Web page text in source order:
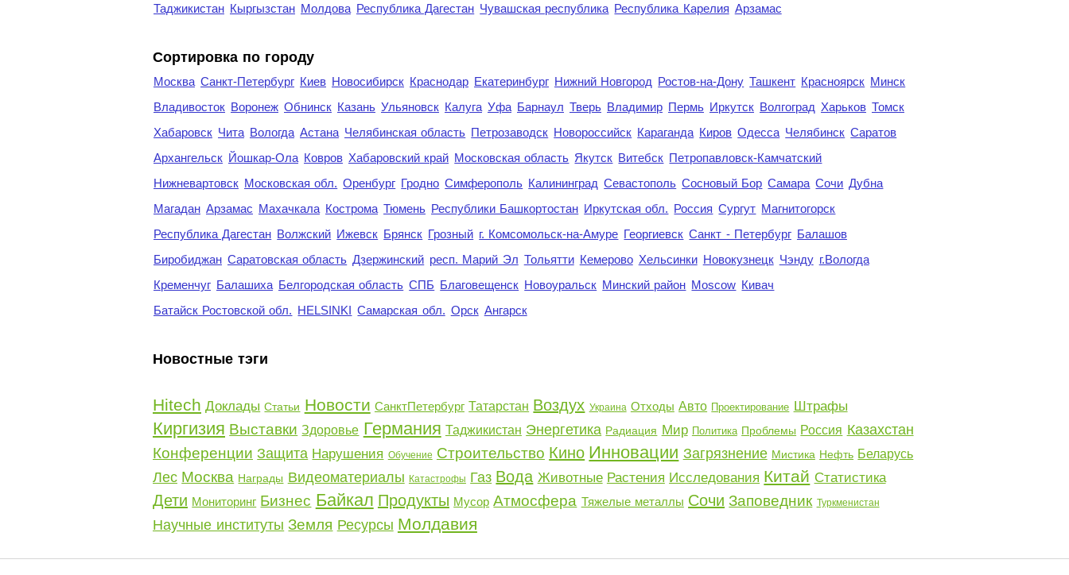
Таджикистан Кыргызстан Молдова Республика Дагестан Чувашская республика Республика Карелия Арзамас
Cортировка по городу
Москва Санкт-Петербург Киев Новосибирск Краснодар Екатеринбург Нижний Новгород Ростов-на-Дону Ташкент Красноярск Минск
Владивосток Воронеж Обнинск Казань Ульяновск Калуга Уфа Барнаул Тверь Владимир Пермь Иркутск Волгоград Харьков Томск
Хабаровск Чита Вологда Астана Челябинская область Петрозаводск Новороссийск Караганда Киров Одесса Челябинск Саратов
Архангельск Йошкар-Ола Ковров Хабаровский край Московская область Якутск Витебск Петропавловск-Камчатский
Нижневартовск Московская обл. Оренбург Гродно Симферополь Калининград Севастополь Сосновый Бор Самара Сочи Дубна
Магадан Арзамас Махачкала Кострома Тюмень Республики Башкортостан Иркутская обл. Россия Сургут Магнитогорск
Республика Дагестан Волжский Ижевск Брянск Грозный г. Комсомольск-на-Амуре Георгиевск Санкт - Петербург Балашов
Биробиджан Саратовская область Дзержинский респ. Марий Эл Тольятти Кемерово Хельсинки Новокузнецк Чэнду г.Вологда
Кременчуг Балашиха Белгородская область СПБ Благовещенск Новоуральск Минский район Moscow Кивач
Батайск Ростовской обл. HELSINKI Самарская обл. Орск Ангарск
Новостные тэги
Hitech Доклады Статьи Новости СанктПетербург Татарстан Воздух Украина Отходы Авто Проектирование Штрафы
Киргизия Выставки Здоровье Германия Таджикистан Энергетика Радиация Мир Политика Проблемы Россия Казахстан
Конференции Защита Нарушения Обучение Строительство Кино Инновации Загрязнение Мистика Нефть Беларусь
Лес Москва Награды Видеоматериалы Катастрофы Газ Вода Животные Растения Исследования Китай Статистика
Дети Мониторинг Бизнес Байкал Продукты Мусор Атмосфера Тяжелые металлы Сочи Заповедник Туркменистан
Научные институты Земля Ресурсы Молдавия